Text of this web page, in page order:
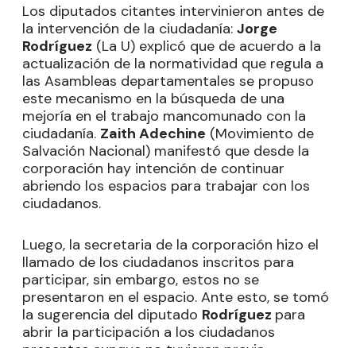
Los diputados citantes intervinieron antes de
la intervención de la ciudadanía: Jorge
Rodríguez (La U) explicó que de acuerdo a la
actualización de la normatividad que regula a
las Asambleas departamentales se propuso
este mecanismo en la búsqueda de una
mejoría en el trabajo mancomunado con la
ciudadanía. Zaith Adechine (Movimiento de
Salvación Nacional) manifestó que desde la
corporación hay intención de continuar
abriendo los espacios para trabajar con los
ciudadanos.
Luego, la secretaria de la corporación hizo el
llamado de los ciudadanos inscritos para
participar, sin embargo, estos no se
presentaron en el espacio. Ante esto, se tomó
la sugerencia del diputado Rodríguez para
abrir la participación a los ciudadanos